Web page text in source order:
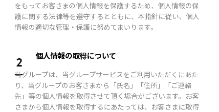
をもってお客さまの個人情報を保護するため、個人情報の保
護に関する法律等を遵守するとともに、本指針に従い、個人
情報の適切な管理・保護に努めてまいります。
2 個人情報の取得について
当グループは、当グループサービスをご利用いただくにあた
り、当グループのお客さまから「氏名」「住所」「ご連絡
先」等の個人情報を取得させて頂く場合がございます。お客
さまから個人情報を取得するにあたっては、お客さまに取得